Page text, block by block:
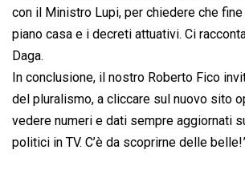
con il Ministro Lupi, per chiedere che
piano casa e i decreti attuativi. Ci
Daga.
In conclusione, il nostro Roberto Fico
del pluralismo, a cliccare sul nuovo sito
vedere numeri e dati sempre aggiornati
politici in TV. C’è da scoprirne delle